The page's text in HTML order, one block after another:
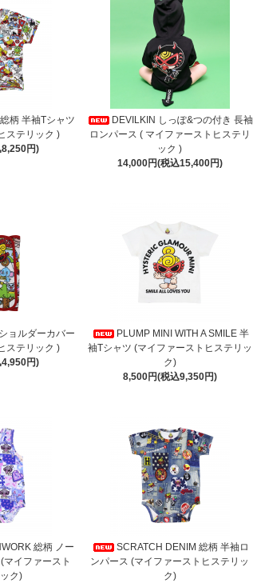
柄 半袖Tシャツ
ステリック )
円)
DEVILKIN しっぽ&つの付き 長袖
ロンパース ( マイファーストヒステリ
ック )
14,000円(税込15,400円)
ョルダーカバー
ステリック )
円)
PLUMP MINI WITH A SMILE 半
袖Tシャツ (マイファーストヒステリッ
ク)
8,500円(税込9,350円)
総柄 ノー
マイファースト
ク)
SCRATCH DENIM 総柄 半袖ロ
ンパース (マイファーストヒステリッ
ク)